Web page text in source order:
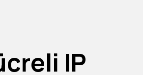
IP